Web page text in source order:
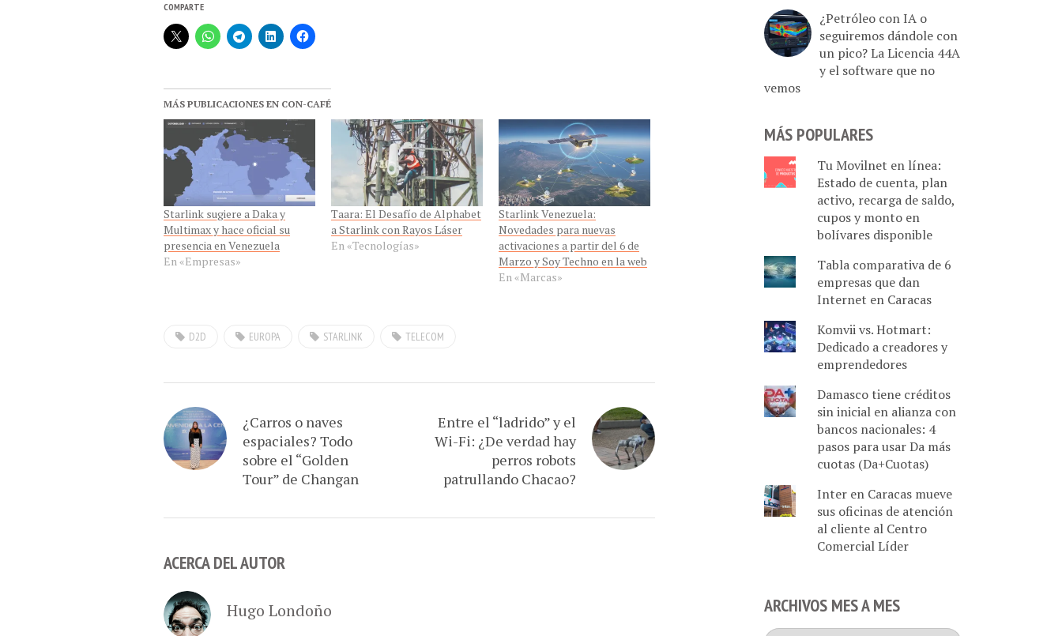
COMPARTE
MÁS PUBLICACIONES EN CON-CAFÉ
Starlink sugiere a Daka y
Multimax y hace oficial su
presencia en Venezuela
En «Empresas»
Taara: El Desafío de Alphabet
a Starlink con Rayos Láser
En «Tecnologí­as»
Starlink Venezuela:
Novedades para nuevas
activaciones a partir del 6 de
Marzo y Soy Techno en la web
En «Marcas»
D2D EUROPA STARLINK TELECOM
¿Carros o naves
espaciales? Todo
sobre el “Golden
Tour” de Changan
Entre el “ladrido” y el
Wi-Fi: ¿De verdad hay
perros robots
patrullando Chacao?
ACERCA DEL AUTOR
Hugo Londoño
¿Petróleo con IA o
seguiremos dándole con
un pico? La Licencia 44A
y el software que no
vemos
MÁS POPULARES
Tu Movilnet en línea:
Estado de cuenta, plan
activo, recarga de saldo,
cupos y monto en
bolívares disponible
Tabla comparativa de 6
empresas que dan
Internet en Caracas
Komvii vs. Hotmart:
Dedicado a creadores y
emprendedores
Damasco tiene créditos
sin inicial en alianza con
bancos nacionales: 4
pasos para usar Da más
cuotas (Da+Cuotas)
Inter en Caracas mueve
sus oficinas de atención
al cliente al Centro
Comercial Líder
ARCHIVOS MES A MES